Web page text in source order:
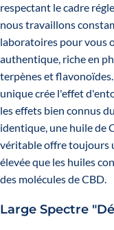
respectant le cadre
nous travaillons
laboratoires pour vous
authentique, riche en
terpènes et
unique crée l'effet
les effets bien connus
identique, une huile de
véritable offre toujours
élevée que les huiles
des molécules de CBD.
Large Spectre